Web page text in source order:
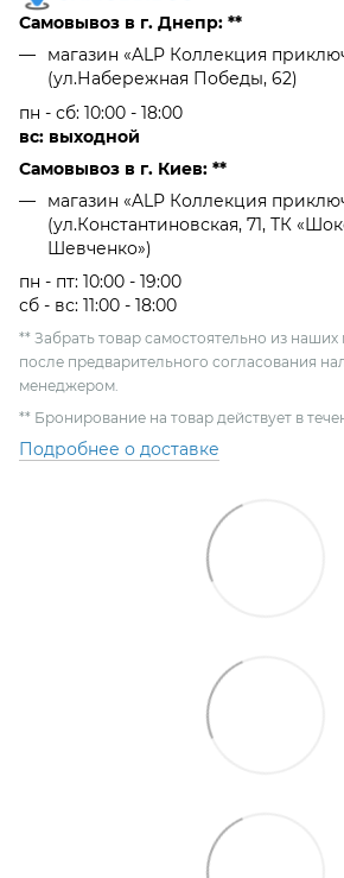
Самовывоз в г. Днепр: **
магазин «ALP Коллекция
(ул.Набережная Победы, 62)
пн - сб: 10:00 - 18:00
вс: выходной
Самовывоз в г. Киев: **
магазин «ALP Коллекция
(ул.Константиновская, 71, ТК
Шевченко»)
пн - пт: 10:00 - 19:00
сб - вс: 11:00 - 18:00
** Забрать товар самостоятельно из
после предварительного согласования
менеджером.
** Бронирование на товар действует в
Подробнее о доставке